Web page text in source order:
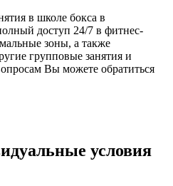
в школе бокса в
доступ 24/7 в фитнес-
зоны, а также
групповые занятия и
Вы можете обратиться
условия